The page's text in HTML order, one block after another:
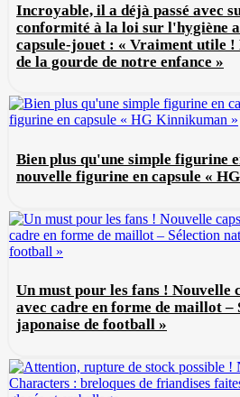
Incroyable, il a déjà passé avec
conformité à la loi sur l'hygiène
capsule-jouet : « Vraiment utile
de la gourde de notre enfance »
Bien plus qu'une simple figurine
nouvelle figurine en capsule «
Un must pour les fans ! Nouvelle
avec cadre en forme de maillot –
japonaise de football »